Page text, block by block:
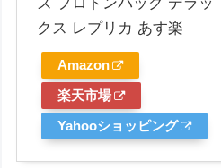
クス レプリカ あす楽
Amazon
楽天市場
Yahooショッピング